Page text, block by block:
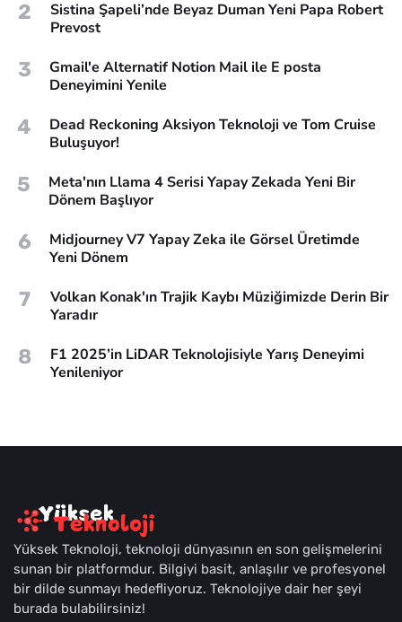
2
Sistina Şapeli’nde Beyaz Duman Yeni Papa Robert
Prevost
3
Gmail'e Alternatif Notion Mail ile E posta
Deneyimini Yenile
4
Dead Reckoning Aksiyon Teknoloji ve Tom Cruise
Buluşuyor!
5
Meta'nın Llama 4 Serisi Yapay Zekada Yeni Bir
Dönem Başlıyor
6
Midjourney V7 Yapay Zeka ile Görsel Üretimde
Yeni Dönem
7
Volkan Konak'ın Trajik Kaybı Müziğimizde Derin Bir
Yaradır
8
F1 2025’in LiDAR Teknolojisiyle Yarış Deneyimi
Yenileniyor
Yüksek Teknoloji, teknoloji dünyasının en son gelişmelerini
sunan bir platformdur. Bilgiyi basit, anlaşılır ve profesyonel
bir dilde sunmayı hedefliyoruz. Teknolojiye dair her şeyi
burada bulabilirsiniz!